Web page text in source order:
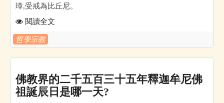
璋,受戒為比丘尼。
閱讀全文
哲學宗教
佛教界的二千五百三十五年釋迦牟尼佛
祖誕辰日是哪一天?